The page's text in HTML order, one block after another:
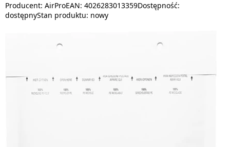
Producent: AirProEAN: 4026283013359Dostępność:
dostępnyStan produktu: nowy